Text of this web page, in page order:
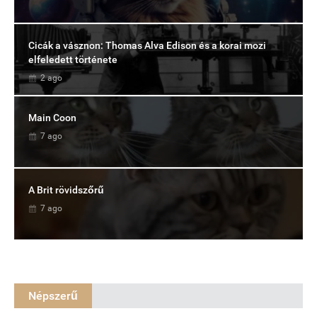
Cicák a vásznon: Thomas Alva Edison és a korai mozi
elfeledett története
2 ago
Main Coon
7 ago
A Brit rövidszőrű
7 ago
Népszerű